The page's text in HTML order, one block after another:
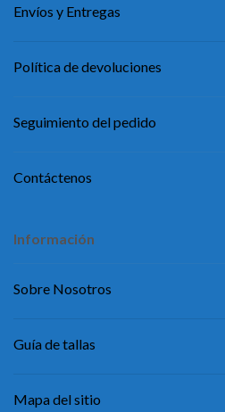
Envíos y Entregas
Política de devoluciones
Seguimiento del pedido
Contáctenos
Información
Sobre Nosotros
Guía de tallas
Mapa del sitio